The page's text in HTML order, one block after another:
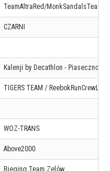
TeamAltraRed/MonkSandalsTeam
CZARNI
Kalenji by Decathlon - Piaseczno
TIGERS TEAM / ReebokRunCrewLDZ
WOZ-TRANS
Above2000
Bieging Team Zelów